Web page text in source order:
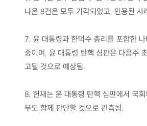
나온 8건은 모두 기각되었고, 인용된 사
7. 윤 대통령과 한덕수 총리를 포함한
중이며, 윤 대통령 탄핵 심판은 다음주
고될 것으로 예상됨.
8. 헌재는 윤 대통령 탄핵 심판에서 국
부도 함께 판단할 것으로 관측됨.